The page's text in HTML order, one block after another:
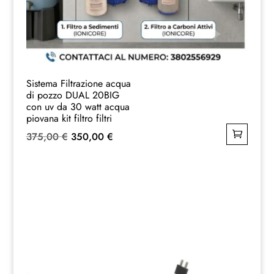
Sistema Filtrazione acqua
di pozzo DUAL 20BIG
con uv da 30 watt acqua
piovana kit filtro filtri
375,00€ Il
350,00 €Il